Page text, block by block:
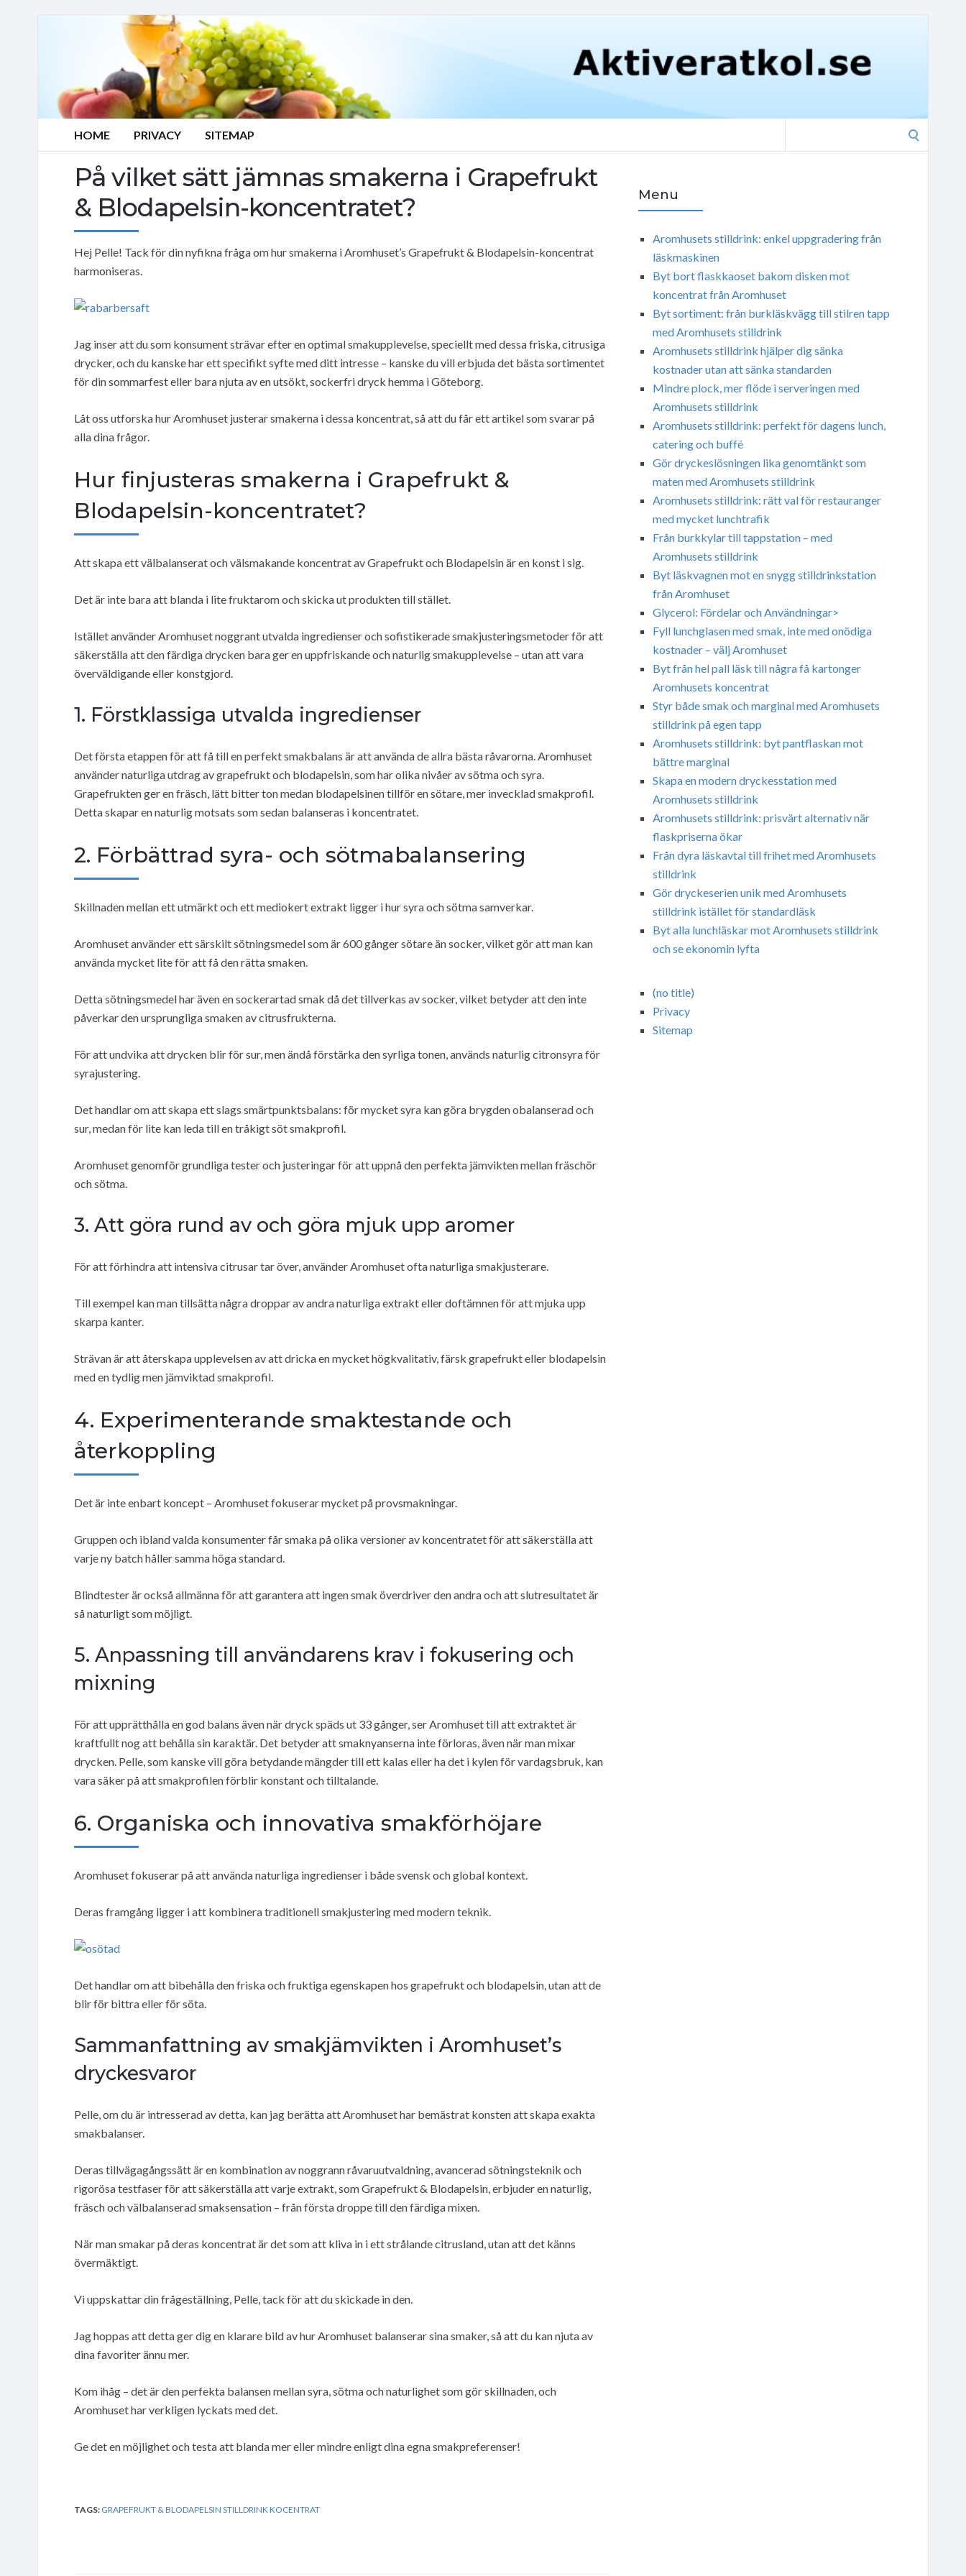
HOME PRIVACY SITEMAP
På vilket sätt jämnas smakerna i Grapefrukt
& Blodapelsin-koncentratet?
Hej Pelle! Tack för din nyfikna fråga om hur smakerna i Aromhuset’s Grapefrukt & Blodapelsin-koncentrat
harmoniseras.
Jag inser att du som konsument strävar efter en optimal smakupplevelse, speciellt med dessa friska, citrusiga
drycker, och du kanske har ett specifikt syfte med ditt intresse – kanske du vill erbjuda det bästa sortimentet
för din sommarfest eller bara njuta av en utsökt, sockerfri dryck hemma i Göteborg.
Låt oss utforska hur Aromhuset justerar smakerna i dessa koncentrat, så att du får ett artikel som svarar på
alla dina frågor.
Hur finjusteras smakerna i Grapefrukt &
Blodapelsin-koncentratet?
Att skapa ett välbalanserat och välsmakande koncentrat av Grapefrukt och Blodapelsin är en konst i sig.
Det är inte bara att blanda i lite fruktarom och skicka ut produkten till stället.
Istället använder Aromhuset noggrant utvalda ingredienser och sofistikerade smakjusteringsmetoder för att
säkerställa att den färdiga drycken bara ger en uppfriskande och naturlig smakupplevelse – utan att vara
överväldigande eller konstgjord.
1. Förstklassiga utvalda ingredienser
Det första etappen för att få till en perfekt smakbalans är att använda de allra bästa råvarorna. Aromhuset
använder naturliga utdrag av grapefrukt och blodapelsin, som har olika nivåer av sötma och syra.
Grapefrukten ger en fräsch, lätt bitter ton medan blodapelsinen tillför en sötare, mer invecklad smakprofil.
Detta skapar en naturlig motsats som sedan balanseras i koncentratet.
2. Förbättrad syra- och sötmabalansering
Skillnaden mellan ett utmärkt och ett mediokert extrakt ligger i hur syra och sötma samverkar.
Aromhuset använder ett särskilt sötningsmedel som är 600 gånger sötare än socker, vilket gör att man kan
använda mycket lite för att få den rätta smaken.
Detta sötningsmedel har även en sockerartad smak då det tillverkas av socker, vilket betyder att den inte
påverkar den ursprungliga smaken av citrusfrukterna.
För att undvika att drycken blir för sur, men ändå förstärka den syrliga tonen, används naturlig citronsyra för
syrajustering.
Det handlar om att skapa ett slags smärtpunktsbalans: för mycket syra kan göra brygden obalanserad och
sur, medan för lite kan leda till en tråkigt söt smakprofil.
Aromhuset genomför grundliga tester och justeringar för att uppnå den perfekta jämvikten mellan fräschör
och sötma.
3. Att göra rund av och göra mjuk upp aromer
För att förhindra att intensiva citrusar tar över, använder Aromhuset ofta naturliga smakjusterare.
Till exempel kan man tillsätta några droppar av andra naturliga extrakt eller doftämnen för att mjuka upp
skarpa kanter.
Strävan är att återskapa upplevelsen av att dricka en mycket högkvalitativ, färsk grapefrukt eller blodapelsin
med en tydlig men jämviktad smakprofil.
4. Experimenterande smaktestande och
återkoppling
Det är inte enbart koncept – Aromhuset fokuserar mycket på provsmakningar.
Gruppen och ibland valda konsumenter får smaka på olika versioner av koncentratet för att säkerställa att
varje ny batch håller samma höga standard.
Blindtester är också allmänna för att garantera att ingen smak överdriver den andra och att slutresultatet är
så naturligt som möjligt.
5. Anpassning till användarens krav i fokusering och
mixning
För att upprätthålla en god balans även när dryck späds ut 33 gånger, ser Aromhuset till att extraktet är
kraftfullt nog att behålla sin karaktär. Det betyder att smaknyanserna inte förloras, även när man mixar
drycken. Pelle, som kanske vill göra betydande mängder till ett kalas eller ha det i kylen för vardagsbruk, kan
vara säker på att smakprofilen förblir konstant och tilltalande.
6. Organiska och innovativa smakförhöjare
Aromhuset fokuserar på att använda naturliga ingredienser i både svensk och global kontext.
Deras framgång ligger i att kombinera traditionell smakjustering med modern teknik.
Det handlar om att bibehålla den friska och fruktiga egenskapen hos grapefrukt och blodapelsin, utan att de
blir för bittra eller för söta.
Sammanfattning av smakjämvikten i Aromhuset’s
dryckesvaror
Pelle, om du är intresserad av detta, kan jag berätta att Aromhuset har bemästrat konsten att skapa exakta
smakbalanser.
Deras tillvägagångssätt är en kombination av noggrann råvaruutvaldning, avancerad sötningsteknik och
rigorösa testfaser för att säkerställa att varje extrakt, som Grapefrukt & Blodapelsin, erbjuder en naturlig,
fräsch och välbalanserad smaksensation – från första droppe till den färdiga mixen.
När man smakar på deras koncentrat är det som att kliva in i ett strålande citrusland, utan att det känns
övermäktigt.
Vi uppskattar din frågeställning, Pelle, tack för att du skickade in den.
Jag hoppas att detta ger dig en klarare bild av hur Aromhuset balanserar sina smaker, så att du kan njuta av
dina favoriter ännu mer.
Kom ihåg – det är den perfekta balansen mellan syra, sötma och naturlighet som gör skillnaden, och
Aromhuset har verkligen lyckats med det.
Ge det en möjlighet och testa att blanda mer eller mindre enligt dina egna smakpreferenser!
TAGS: GRAPEFRUKT & BLODAPELSIN STILLDRINK KOCENTRAT
Menu
Aromhusets stilldrink: enkel uppgradering från
läskmaskinen
Byt bort flaskkaoset bakom disken mot
koncentrat från Aromhuset
Byt sortiment: från burkläskvägg till stilren tapp
med Aromhusets stilldrink
Aromhusets stilldrink hjälper dig sänka
kostnader utan att sänka standarden
Mindre plock, mer flöde i serveringen med
Aromhusets stilldrink
Aromhusets stilldrink: perfekt för dagens lunch,
catering och buffé
Gör dryckeslösningen lika genomtänkt som
maten med Aromhusets stilldrink
Aromhusets stilldrink: rätt val för restauranger
med mycket lunchtrafik
Från burkkylar till tappstation – med
Aromhusets stilldrink
Byt läskvagnen mot en snygg stilldrinkstation
från Aromhuset
Glycerol: Fördelar och Användningar>
Fyll lunchglasen med smak, inte med onödiga
kostnader – välj Aromhuset
Byt från hel pall läsk till några få kartonger
Aromhusets koncentrat
Styr både smak och marginal med Aromhusets
stilldrink på egen tapp
Aromhusets stilldrink: byt pantflaskan mot
bättre marginal
Skapa en modern dryckesstation med
Aromhusets stilldrink
Aromhusets stilldrink: prisvärt alternativ när
flaskpriserna ökar
Från dyra läskavtal till frihet med Aromhusets
stilldrink
Gör dryckeserien unik med Aromhusets
stilldrink istället för standardläsk
Byt alla lunchläskar mot Aromhusets stilldrink
och se ekonomin lyfta
(no title)
Privacy
Sitemap